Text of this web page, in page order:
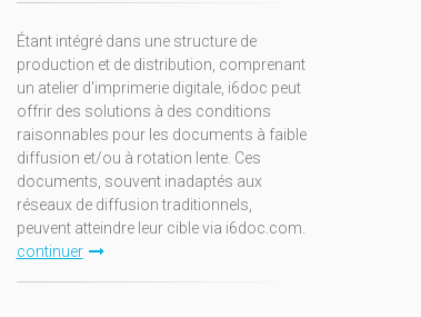
Étant intégré dans une structure de
production et de distribution, comprenant
un atelier d'imprimerie digitale, i6doc peut
offrir des solutions à des conditions
raisonnables pour les documents à faible
diffusion et/ou à rotation lente. Ces
documents, souvent inadaptés aux
réseaux de diffusion traditionnels,
peuvent atteindre leur cible via i6doc.com.
continuer